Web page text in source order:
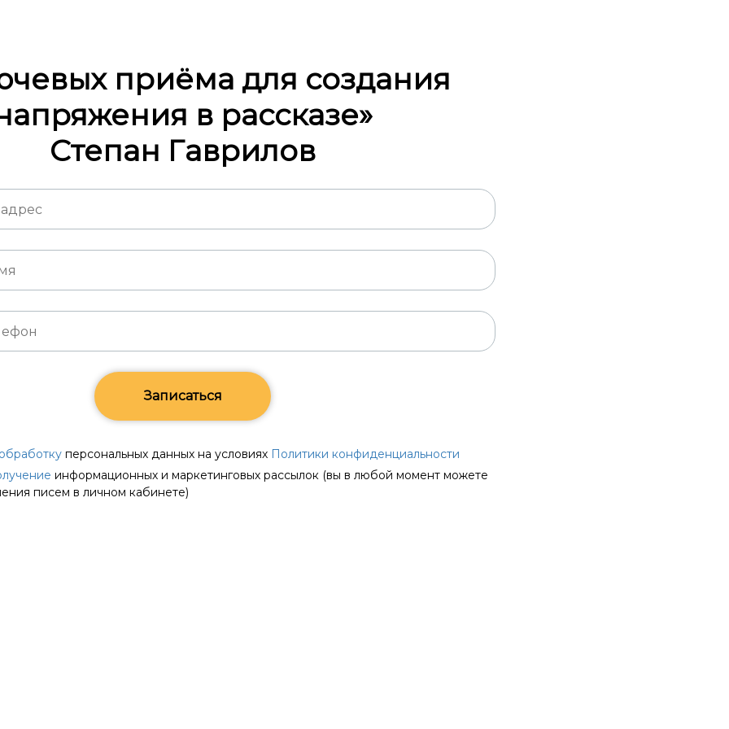
приёма для создания
в рассказе»
Степан Гаврилов
Записаться
персональных данных на условиях Политики конфиденциальности
информационных и маркетинговых рассылок (вы в любой момент можете
писем в личном кабинете)